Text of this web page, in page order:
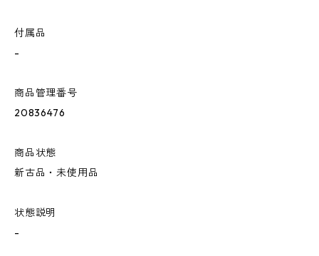
付属品
-
商品管理番号
20836476
商品状態
新古品・未使用品
状態説明
-